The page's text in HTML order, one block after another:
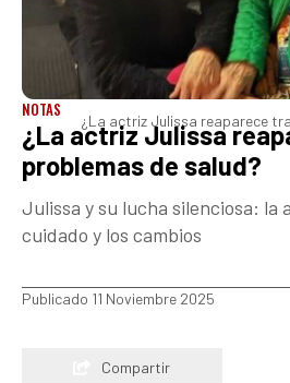
¿La actriz Julissa reaparece
NOTAS
¿La actriz Julissa
problemas de salud?
Julissa y su lucha silenciosa: la
cuidado y los cambios
Publicado 11 Noviembre 2025
Compartir